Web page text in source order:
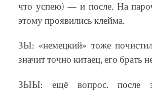
что успею) — и после. На
этому проявились клейма.
ЗЫ: «немецкий» тоже
значит точно китаец, его брать
ЗЫЫ: ещё вопрос. после